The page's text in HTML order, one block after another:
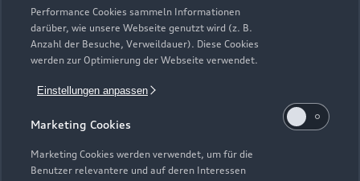
Performance Cookies sammeln Informationen
darüber, wie unsere Webseite genutzt wird (z. B.
Anzahl der Besuche, Verweildauer). Diese Cookies
werden zur Optimierung der Webseite verwendet.
Einstellungen anpassen
Marketing Cookies
Marketing Cookies werden verwendet, um für die
Benutzer relevantere und auf deren Interessen
Elektromodelle
Plug-in-Hybride
Neuwagensuche
Gebrauchtwagensuche
Geschäftskunden
Service & Zubehör
Saisonale Angebote
Audi Services
Garantie
Audi digital services
Support
Audi Code
Über Audi
Unternehmen